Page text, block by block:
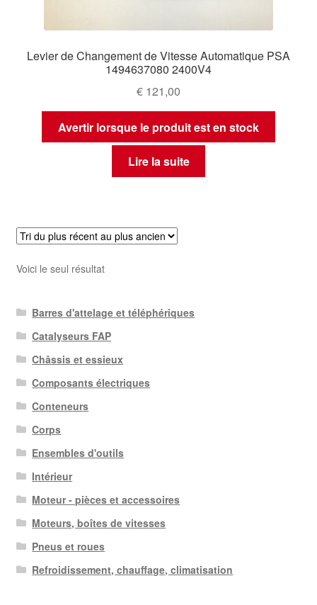
Levier de Changement de Vitesse Automatique PSA
1494637080 2400V4
€ 121,00
Avertir lorsque le produit est en stock
Lire la suite
Voici le seul résultat
Barres d'attelage et téléphériques
Catalyseurs FAP
Châssis et essieux
Composants électriques
Conteneurs
Corps
Ensembles d'outils
Intérieur
Moteur - pièces et accessoires
Moteurs, boîtes de vitesses
Pneus et roues
Refroidissement, chauffage, climatisation